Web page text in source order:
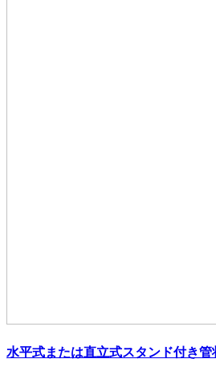
水平式または直立式スタンド付き